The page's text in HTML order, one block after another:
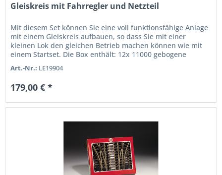
Gleiskreis mit Fahrregler und Netzteil
Mit diesem Set können Sie eine voll funktionsfähige Anlage
mit einem Gleiskreis aufbauen, so dass Sie mit einer
kleinen Lok den gleichen Betrieb machen können wie mit
einem Startset. Die Box enthält: 12x 11000 gebogene
Art.-Nr.: LE19904
179,00 € *